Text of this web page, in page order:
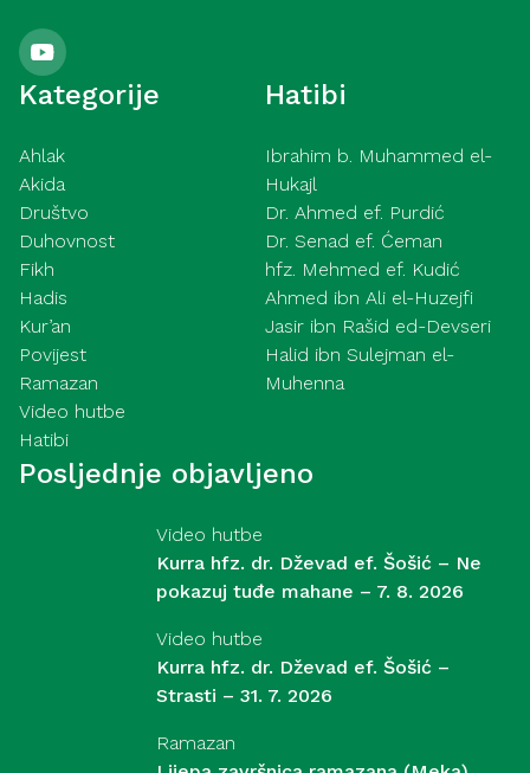
Kategorije
Ahlak
Akida
Društvo
Duhovnost
Fikh
Hadis
Kur’an
Povijest
Ramazan
Video hutbe
Hatibi
Hatibi
Ibrahim b. Muhammed el-
Hukajl
Dr. Ahmed ef. Purdić
Dr. Senad ef. Ćeman
hfz. Mehmed ef. Kudić
Ahmed ibn Ali el-Huzejfi
Jasir ibn Rašid ed-Devseri
Halid ibn Sulejman el-
Muhenna
Posljednje objavljeno
Video hutbe
Kurra hfz. dr. Dževad ef. Šošić – Ne
pokazuj tuđe mahane – 7. 8. 2026
Video hutbe
Kurra hfz. dr. Dževad ef. Šošić –
Strasti – 31. 7. 2026
Ramazan